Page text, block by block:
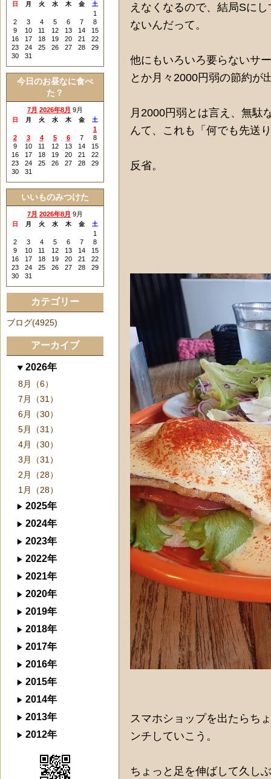
えなくなるので、結局Sに
ないんだって。
他にもいろいろ要らないサ
とか月々2000円弱の節約が
月2000円弱とは言え、無駄
んて、これも「何でも先送
反省。
スマホショップを出たらち
ンチしていこう。
ちょっと足を伸ばして久し
日 月 火 水 木 金 土
1
2
3 4 5 6 7
8
9
10 11 12 13 14
15
16
17 18 19 20 21
22
23
24 25 26 27 28
29
30
31
今日のお昼なに食べ
た？
7月 2026年8月 9月
日 月 火 水 木 金 土
1
2
3 4 5 6 7
8
9
10 11 12 13 14
15
16
17 18 19 20 21
22
23
24 25 26 27 28
29
30
31
いいものみつけた
7月 2026年8月 9月
日 月 火 水 木 金 土
1
2
3 4 5 6 7
8
9
10 11 12 13 14
15
16
17 18 19 20 21
22
23
24 25 26 27 28
29
30
31
カテゴリー
ブログ(4925)
アーカイブ
2026年
8月（6）
7月（31）
6月（30）
5月（31）
4月（30）
3月（31）
2月（28）
1月（28）
2025年
2024年
2023年
2022年
2021年
2020年
2019年
2018年
2017年
2016年
2015年
2014年
2013年
2012年